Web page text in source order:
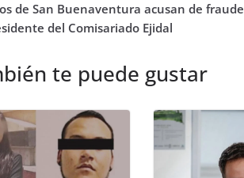
de San Buenaventura acusan de fraude
del Comisariado Ejidal
te puede gustar